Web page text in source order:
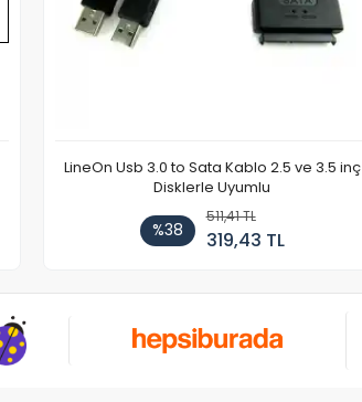
LineOn Usb 3.0 to Sata Kablo 2.5 ve 3.5 inç
Disklerle Uyumlu
%38
511,41 TL
319,43 TL